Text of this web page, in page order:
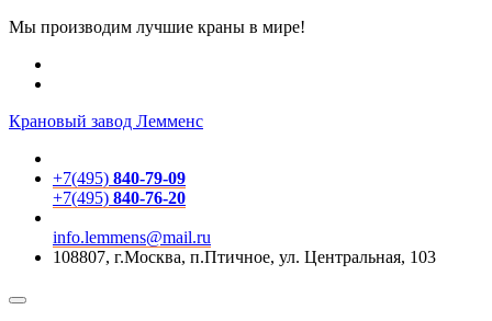
Мы производим лучшие краны в мире!
Крановый завод Лемменс
+7(495) 840-79-09
+7(495) 840-76-20
info.lemmens@mail.ru
108807, г.Москва, п.Птичное, ул. Центральная, 103